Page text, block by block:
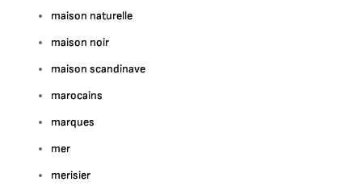
maison naturelle
maison noir
maison scandinave
marocains
marques
mer
merisier